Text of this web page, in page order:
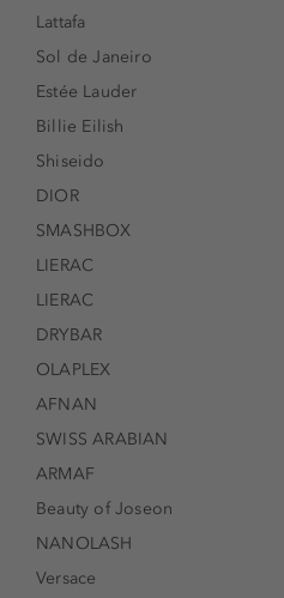
Lattafa
Sol de Janeiro
Estée Lauder
Billie Eilish
Shiseido
DIOR
SMASHBOX
LIERAC
LIERAC
DRYBAR
OLAPLEX
AFNAN
SWISS ARABIAN
ARMAF
Beauty of Joseon
NANOLASH
Versace